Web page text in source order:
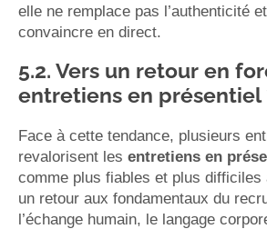
elle ne remplace pas l’authenticité
convaincre en direct.
5.2. Vers un retour en
entretiens en présentiel
Face à cette tendance, plusieurs
revalorisent les entretiens en
comme plus fiables et plus difficiles
un retour aux fondamentaux du
l’échange humain, le langage